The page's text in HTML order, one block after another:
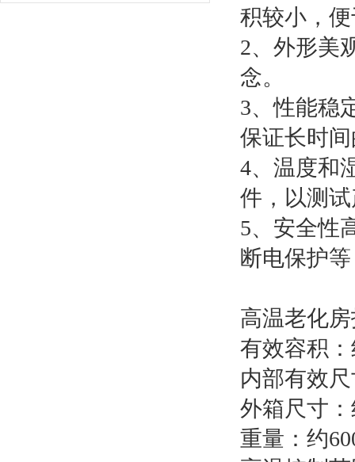
积较小，
2、外形美
念。
3、性能稳
保证长时
4、温度和
件，以测
5、安全性
断电保护
高温老化
有效容积
内部有效
外箱尺寸
重量：约